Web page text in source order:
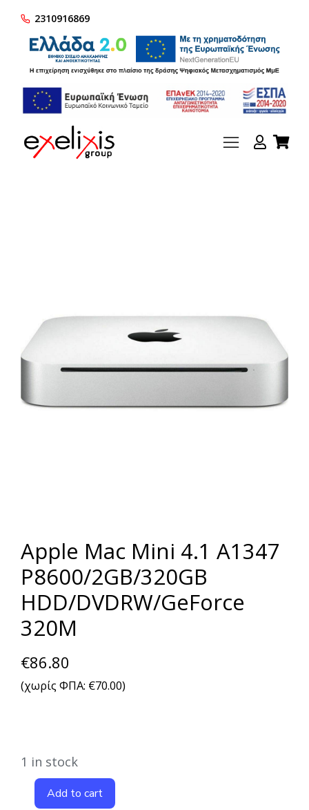
2310916869
Apple Mac Mini 4.1 A1347
P8600/2GB/320GB
HDD/DVDRW/GeForce
320M
€86.80
(χωρίς ΦΠΑ: €70.00)
1 in stock
Add to cart